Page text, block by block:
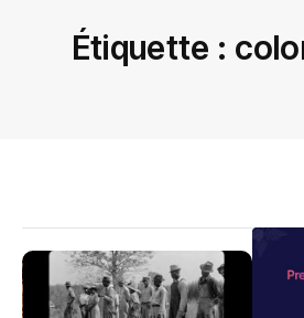
Étiquette :